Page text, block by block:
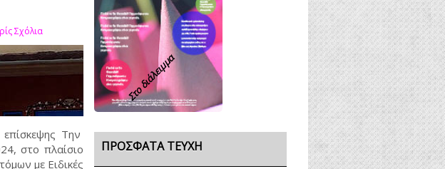
Σχόλια
Την
στο πλαίσιο
με Ειδικές
Στο διάλειμμα
ΠΡΌΣΦΑΤΑ ΤΕΎΧΗ